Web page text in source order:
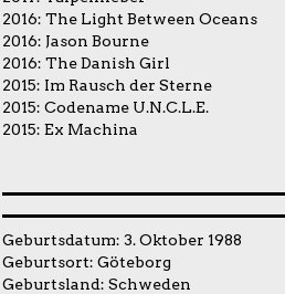
2016: The Light Between Oceans
2016: Jason Bourne
2016: The Danish Girl
2015: Im Rausch der Sterne
2015: Codename U.N.C.L.E.
2015: Ex Machina
Geburtsdatum: 3. Oktober 1988
Geburtsort: Göteborg
Geburtsland: Schweden